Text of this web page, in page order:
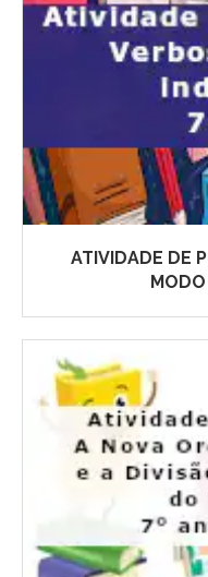
ATIVIDADE DE